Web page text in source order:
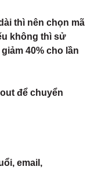
thì nên chọn mã
không thì sử
40% cho lần
để chuyển
email,